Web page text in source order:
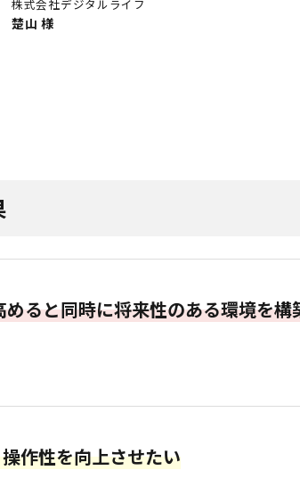
株式会社デジタルライフ
楚山 様
ると同時に将来性のある環境を構
作性を向上させたい